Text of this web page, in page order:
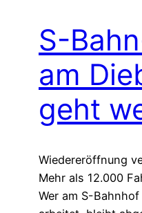
S-
am
geht
Wiedereröffnung
Mehr als 12.000
Wer am S-